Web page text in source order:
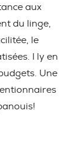
aux
du linge,
le
I ly en
Une